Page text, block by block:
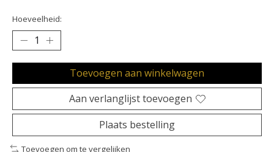
Hoeveelheid:
Toevoegen aan winkelwagen
Aan verlanglijst toevoegen
Plaats bestelling
Toevoegen om te vergelijken